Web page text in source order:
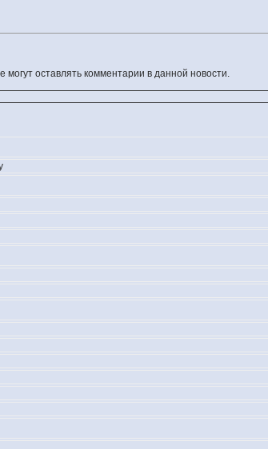
могут оставлять комментарии в данной новости.